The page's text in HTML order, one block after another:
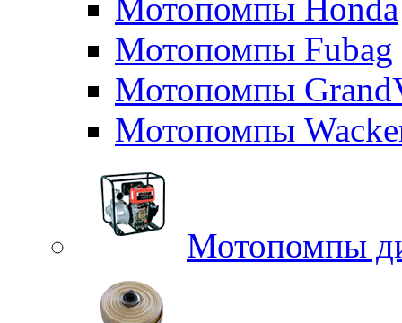
Мотопомпы Honda
Мотопомпы Fubag
Мотопомпы
Мотопомпы
Мотопомпы